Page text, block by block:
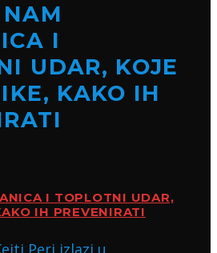
I
UDAR, KOJE
KAKO IH
I TOPLOTNI UDAR,
IH PREVENIRATI